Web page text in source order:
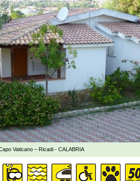
Vaticano – Ricadi - CALABRIA